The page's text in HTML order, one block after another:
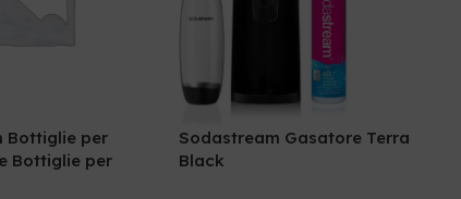
Bottiglie per
Bottiglie per
Sodastream Gasatore Terra
Black